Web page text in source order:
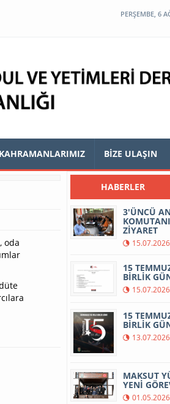
PERŞEMBE, 6
BİZE ULAŞIN
oda
HABERLER
3'ÜNCÜ
ZİYARET
15.07.2026
15
BİRLİK
15.07.2026
15
BİRLİK
13.07.2026
MAKSUT
YENİ
01.05.2026